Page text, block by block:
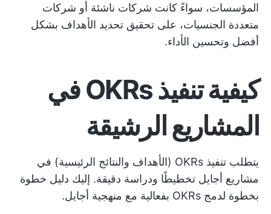
المؤسسات، سواءً كانت شركات ناشئة أو شركات
متعددة الجنسيات، على تحقيق تحديد الأهداف بشكل
أفضل وتحسين الأداء.
كيفية تنفيذ OKRs في
المشاريع الرشيقة
يتطلب تنفيذ OKRs (الأهداف والنتائج الرئيسية) في
مشاريع أجايل تخطيطًا ودراسة دقيقة. إليك دليل خطوة
بخطوة لدمج OKRs بفعالية مع منهجية أجايل.